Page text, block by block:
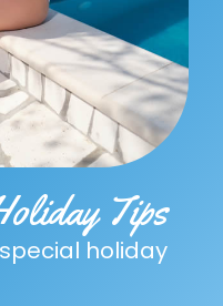
Tips
holiday